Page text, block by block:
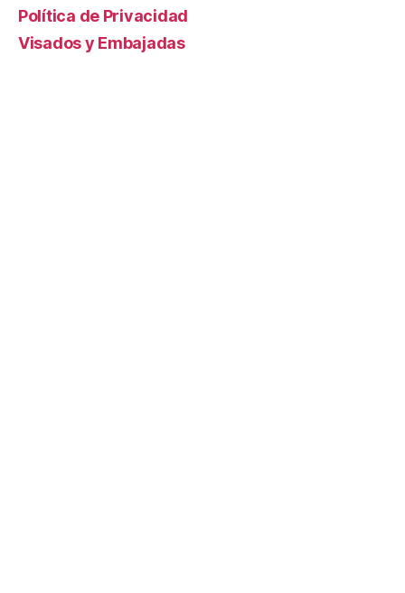
Política de Privacidad
Visados y Embajadas